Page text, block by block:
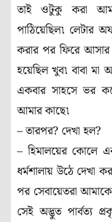
তাই ওটুকু করা
পাঠিয়েছিল৷ লেটার
করার পর ফিরে
হয়েছিল খুব৷ বাবা মা
একবার সাহসে ভর
আমার কাছে৷
– তারপর? দেখা হল?
– হিমালয়ের কোলে
ধর্মশালায় উঠে দেখা
পর সেবায়েতরা
সেই অদ্ভুত পার্বত্য